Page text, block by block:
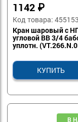
1142 ₽
Код товара: 455153
Кран шаровый с
угловой ВВ 3/4
уплотн.
КУПИТЬ